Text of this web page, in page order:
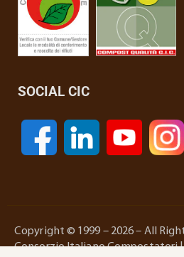
SOCIAL CIC
Copyright © 1999 – 2026 – All
Consorzio Italiano Compostatori |